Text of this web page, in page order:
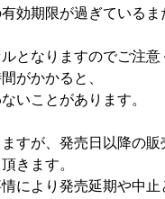
効期限が過ぎているま
となりますのでご注意
がかかると、
いことがあります。
すが、発売日以降の販
きます。
により発売延期や中止